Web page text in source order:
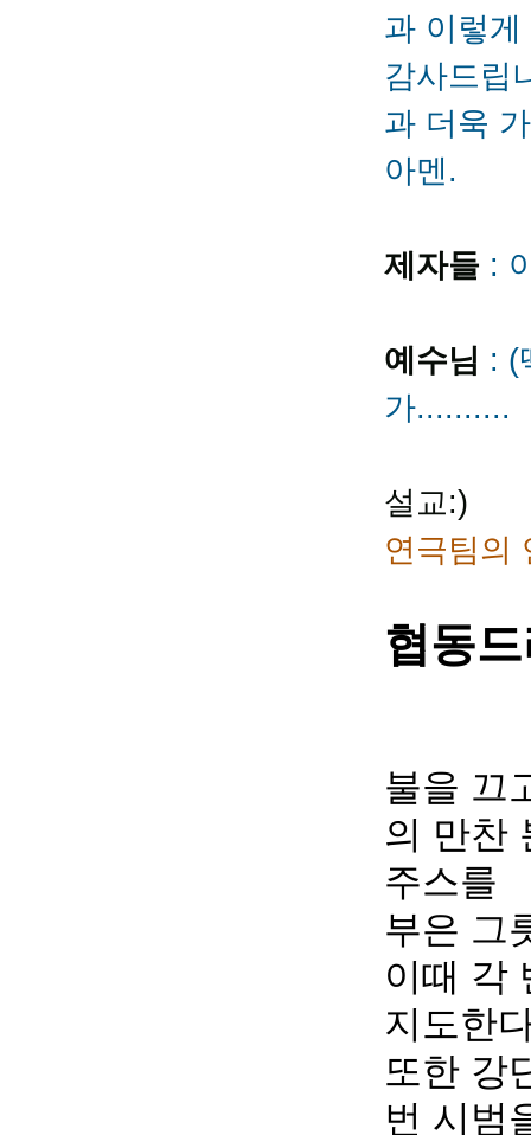
과 이렇
감사드립
과 더욱
아멘.
제자들 :
예수님 : (
가..........
설교:)
연극팀의
협동
불을 끄
의 만찬
주스를
부은 그
이때 각
지도한
또한 강
번 시범